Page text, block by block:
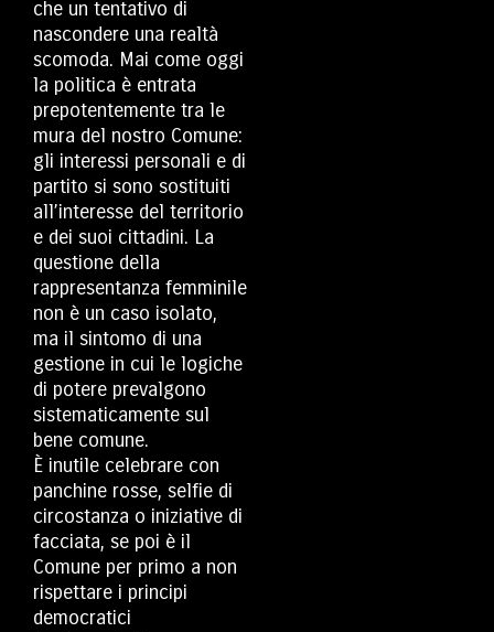
che un tentativo di
nascondere una realtà
scomoda. Mai come oggi
la politica è entrata
prepotentemente tra le
mura del nostro Comune:
gli interessi personali e di
partito si sono sostituiti
all’interesse del territorio
e dei suoi cittadini. La
questione della
rappresentanza femminile
non è un caso isolato,
ma il sintomo di una
gestione in cui le logiche
di potere prevalgono
sistematicamente sul
bene comune.
È inutile celebrare con
panchine rosse, selfie di
circostanza o iniziative di
facciata, se poi è il
Comune per primo a non
rispettare i principi
democratici